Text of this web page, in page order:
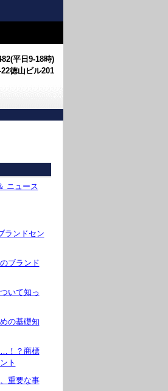
平日9-18時)
徳山ビル201
ニュース
ランドセン
ブランド
いて知っ
の基礎知
…！？商標
ト
重要な事